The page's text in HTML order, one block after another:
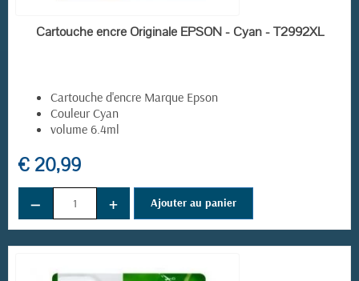
EN STOCK
Cartouche encre Originale EPSON - Cyan - T2992XL
Cartouche d'encre Marque Epson
Couleur Cyan
volume 6.4ml
€ 20,99
− + Ajouter au panier